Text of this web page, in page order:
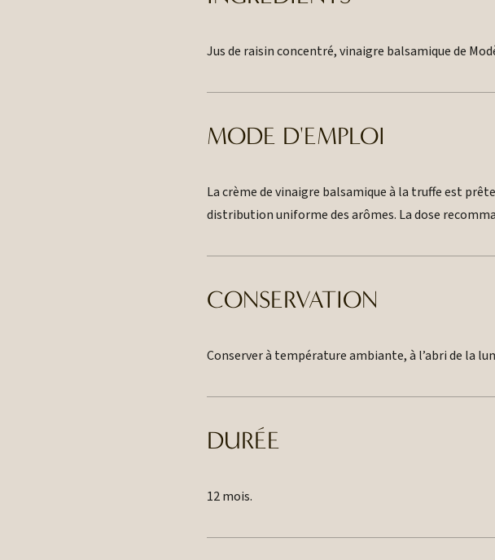
Jus de raisin concentré, vinaigre balsamique de
MODE D'EMPLOI
La crème de vinaigre balsamique à la truffe est
distribution uniforme des arômes. La dose
CONSERVATION
Conserver à température ambiante, à l’abri de la
DURÉE
12 mois.